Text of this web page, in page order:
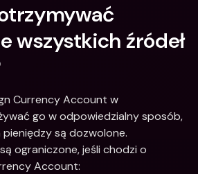
wszystkich źródeł
Currency Account w
go w odpowiedzialny sposób,
pieniędzy są dozwolone.
ograniczone, jeśli chodzi o
Account: